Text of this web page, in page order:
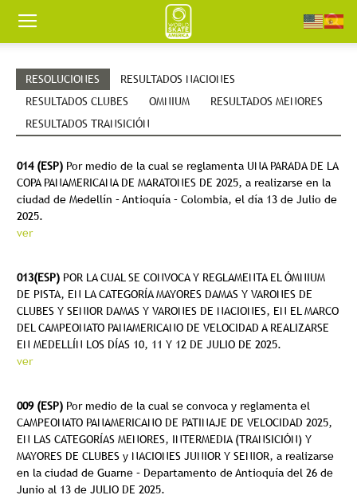
Worldskate
America
RESOLUCIONES
RESULTADOS NACIONES
RESULTADOS CLUBES
OMNIUM
RESULTADOS MENORES
RESULTADOS TRANSICIÓN
014 (ESP) Por medio de la cual se reglamenta UNA PARADA DE LA
COPA PANAMERICANA DE MARATONES DE 2025, a realizarse en la
ciudad de Medellín – Antioquía – Colombia, el día 13 de Julio de
2025.
ver
013(ESP) POR LA CUAL SE CONVOCA Y REGLAMENTA EL ÓMNIUM
DE PISTA, EN LA CATEGORÍA MAYORES DAMAS Y VARONES DE
CLUBES Y SENIOR DAMAS Y VARONES DE NACIONES, EN EL MARCO
DEL CAMPEONATO PANAMERICANO DE VELOCIDAD A REALIZARSE
EN MEDELLÍN LOS DÍAS 10, 11 Y 12 DE JULIO DE 2025.
ver
009 (ESP) Por medio de la cual se convoca y reglamenta el
CAMPEONATO PANAMERICANO DE PATINAJE DE VELOCIDAD 2025,
EN LAS CATEGORÍAS MENORES, INTERMEDIA (TRANSICIÓN) Y
MAYORES DE CLUBES y NACIONES JUNIOR Y SENIOR, a realizarse
en la ciudad de Guarne – Departamento de Antioquía del 26 de
Junio al 13 de JULIO DE 2025.